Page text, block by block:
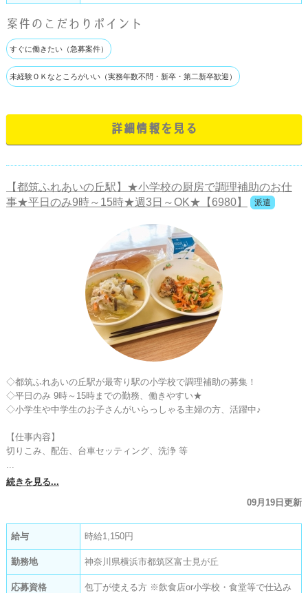
案件のこだわりポイント
すぐに働きたい（急募案件）
未経験ＯＫなところがいい（実務年数不問・新卒・第二新卒歓迎）
詳細情報を見る
【都筑ふれあいの丘駅】★小学校の厨房で調理補助のお仕
事★平日のみ9時～15時★週3日～OK★【6980】
派遣
◇都筑ふれあいの丘駅が最寄り駅の小学校で調理補助の募集！
◇平日のみ 9時～15時までの勤務、働きやすい★
◇小学生や中学生のお子さんがいらっしゃる主婦の方、活躍中♪
【仕事内容】
切りこみ、配缶、台車セッティング、洗浄 等
...
続きを見る...
09月19日更新
給与 時給1,150円
勤務地 神奈川県横浜市都筑区富士見が丘
応募資格
包丁が使える方 ※飲食店or小学校・食堂等で仕込み